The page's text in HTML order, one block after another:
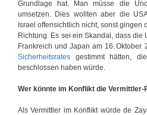
Grundlage hat. Man müsse die
umsetzen. Dies wollten aber die
Israel offensichtlich nicht, sonst
Richtung. Es sei ein Skandal, dass die
Frankreich und Japan am 16. Oktober
Sicherheitsrates gestimmt hätten,
beschlossen haben würde.
Wer könnte im Konflikt die Vermittler-
Als Vermittler im Konflikt würde de